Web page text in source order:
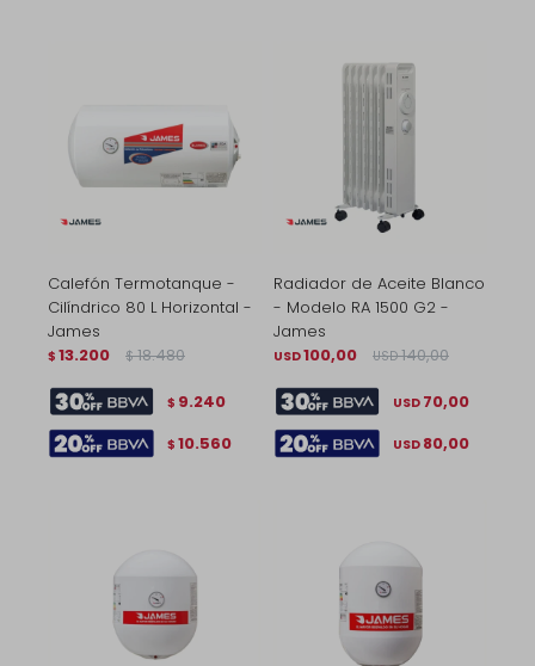
Calefón Termotanque -
Cilíndrico 80 L Horizontal -
James
$ 13.200 $ 18.480
$ 9.240
$ 10.560
Radiador de Aceite Blanco
- Modelo RA 1500 G2 -
James
USD100,00 USD 140,00
USD 70,00
USD 80,00